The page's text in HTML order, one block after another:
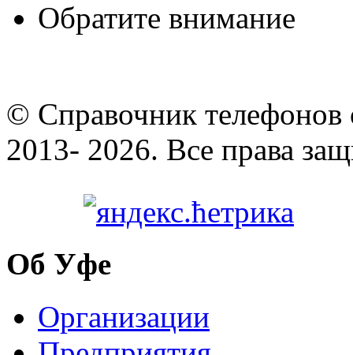
Обратите внимание
© Cправочник телефонов
2013- 2026. Все права
Об Уфе
Организации